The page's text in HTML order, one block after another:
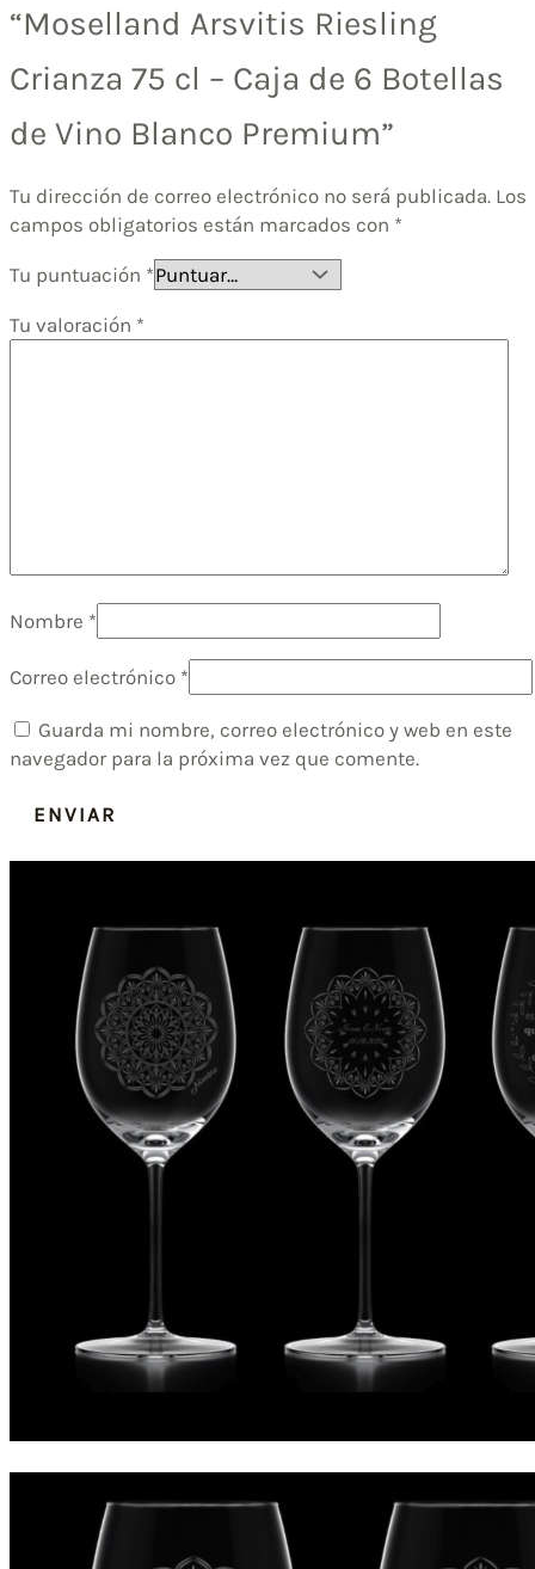
“Moselland Arsvitis Riesling
Crianza 75 cl – Caja de 6 Botellas
de Vino Blanco Premium”
Tu dirección de correo electrónico no será publicada. Los
campos obligatorios están marcados con *
Tu puntuación *
Tu valoración *
Nombre *
Correo electrónico *
Guarda mi nombre, correo electrónico y web en este
navegador para la próxima vez que comente.